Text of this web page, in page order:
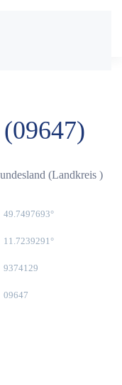
(Landkreis )
49.7497693°
11.7239291°
9374129
09647